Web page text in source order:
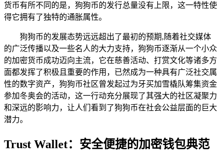
货币有所不同的是，狗狗币的发行总量没有上限，这一特性使
得它拥有了独特的通胀属性。
狗狗币的发展态势远远超出了最初的预期,随着社交媒体
的广泛传播以及一些名人的大力支持，狗狗币逐渐从一个小众
的加密货币成功迈向主流，它在慈善活动、打赏文化等诸多方
面都发挥了积极且重要的作用，已然成为一种具有广泛社交属
性的数字资产，狗狗币社区曾发起过为牙买加雪橇队筹集资金
参加冬奥会的活动，这一行动充分展现了其强大的社区凝聚力
和深远的影响力，让人们看到了狗狗币在社会公益层面的巨大
潜力。
Trust Wallet：安全便捷的加密钱包典范